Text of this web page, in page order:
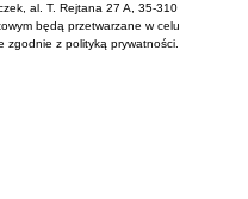
al. T. Rejtana 27 A, 35-310
będą przetwarzane w celu
zgodnie z polityką prywatności.